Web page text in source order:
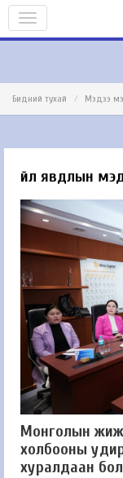
Бидний тухай Мэдээ
Үйл явдлын
Монголын
холбооны
хуралдаан